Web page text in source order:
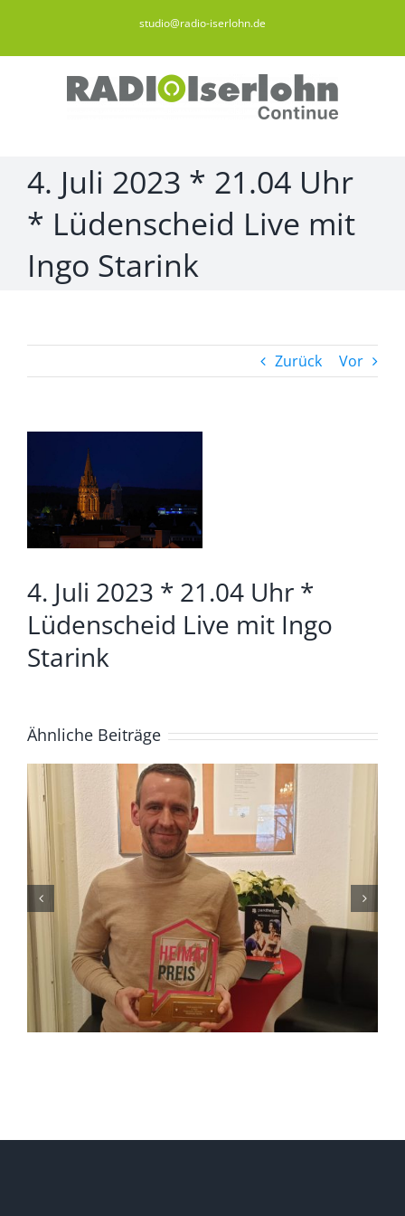
springen
studio@radio-iserlohn.de
4. Juli 2023 * 21.04 Uhr
* Lüdenscheid Live mit
Ingo Starink
Zurück Vor
grösseres
4. Juli 2023 * 21.04 Uhr *
Lüdenscheid Live mit Ingo
Starink
Ähnliche Beiträge
4. August *20.04. Uhr*
Lüdenscheid Live mit Ingo
Starink